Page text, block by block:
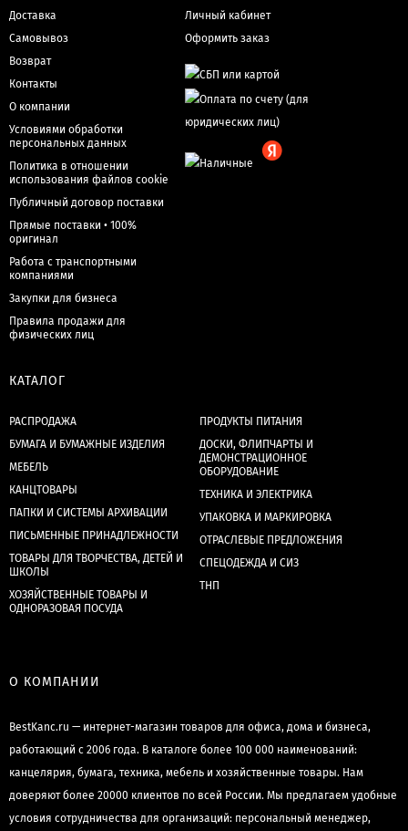
Доставка
Самовывоз
Возврат
Контакты
О компании
Условиями обработки
персональных данных
Политика в отношении
использования файлов cookie
Публичный договор поставки
Прямые поставки • 100%
оригинал
Работа с транспортными
компаниями
Закупки для бизнеса
Правила продажи для
физических лиц
Личный кабинет
Оформить заказ
КАТАЛОГ
РАСПРОДАЖА
БУМАГА И БУМАЖНЫЕ ИЗДЕЛИЯ
МЕБЕЛЬ
КАНЦТОВАРЫ
ПАПКИ И СИСТЕМЫ АРХИВАЦИИ
ПИСЬМЕННЫЕ ПРИНАДЛЕЖНОСТИ
ТОВАРЫ ДЛЯ ТВОРЧЕСТВА, ДЕТЕЙ И
ШКОЛЫ
ХОЗЯЙСТВЕННЫЕ ТОВАРЫ И
ОДНОРАЗОВАЯ ПОСУДА
ПРОДУКТЫ ПИТАНИЯ
ДОСКИ, ФЛИПЧАРТЫ И
ДЕМОНСТРАЦИОННОЕ
ОБОРУДОВАНИЕ
ТЕХНИКА И ЭЛЕКТРИКА
УПАКОВКА И МАРКИРОВКА
ОТРАСЛЕВЫЕ ПРЕДЛОЖЕНИЯ
СПЕЦОДЕЖДА И СИЗ
ТНП
О КОМПАНИИ
BestKanc.ru — интернет-магазин товаров для офиса, дома и бизнеса,
работающий с 2006 года. В каталоге более 100 000 наименований:
канцелярия, бумага, техника, мебель и хозяйственные товары. Нам
доверяют более 20000 клиентов по всей России. Мы предлагаем удобные
условия сотрудничества для организаций: персональный менеджер,